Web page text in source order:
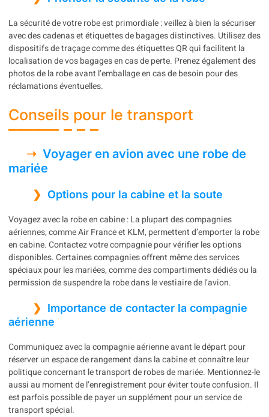
La sécurité de votre robe est primordiale : veillez à bien la sécuriser
avec des cadenas et étiquettes de bagages distinctives. Utilisez des
dispositifs de traçage comme des étiquettes QR qui facilitent la
localisation de vos bagages en cas de perte. Prenez également des
photos de la robe avant l’emballage en cas de besoin pour des
réclamations éventuelles.
Conseils pour le transport
Voyager en avion avec une robe de
mariée
Options pour la cabine et la soute
Voyagez avec la robe en cabine : La plupart des compagnies
aériennes, comme Air France et KLM, permettent d’emporter la robe
en cabine. Contactez votre compagnie pour vérifier les options
disponibles. Certaines compagnies offrent même des services
spéciaux pour les mariées, comme des compartiments dédiés ou la
permission de suspendre la robe dans le vestiaire de l’avion.
Importance de contacter la compagnie
aérienne
Communiquez avec la compagnie aérienne avant le départ pour
réserver un espace de rangement dans la cabine et connaître leur
politique concernant le transport de robes de mariée. Mentionnez-le
aussi au moment de l’enregistrement pour éviter toute confusion. Il
est parfois possible de payer un supplément pour un service de
transport spécial.